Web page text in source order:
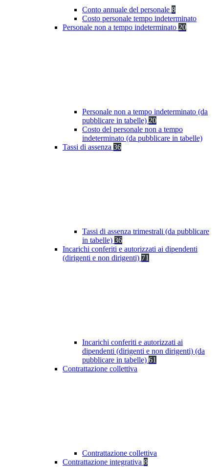
Conto annuale del personale 8
Costo personale tempo indeterminato
Personale non a tempo indeterminato 20
Personale non a tempo indeterminato (da
pubblicare in tabelle) 20
Costo del personale non a tempo
indeterminato (da pubblicare in tabelle)
Tassi di assenza 36
Tassi di assenza trimestrali (da pubblicare
in tabelle) 36
Incarichi conferiti e autorizzati ai dipendenti
(dirigenti e non dirigenti) 71
Incarichi conferiti e autorizzati ai
dipendenti (dirigenti e non dirigenti) (da
pubblicare in tabelle) 61
Contrattazione collettiva
Contrattazione collettiva
Contrattazione integrativa 8